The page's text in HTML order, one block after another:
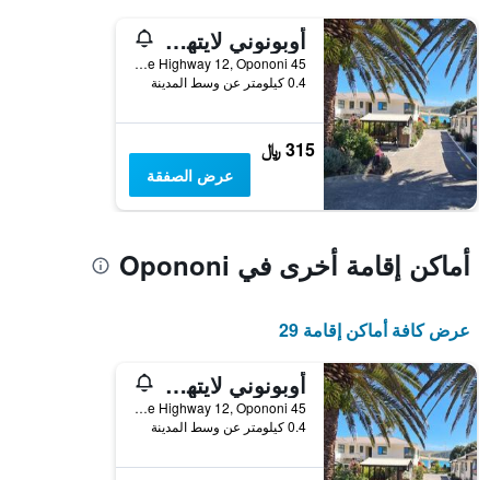
أوبونوني لايتهاوس موتل
45 State Highway 12, Opononi, نيوزيلندا
0.4 كيلومتر عن وسط المدينة
315 ﷼
عرض الصفقة
أماكن إقامة أخرى في Opononi
عرض كافة أماكن إقامة 29
أوبونوني لايتهاوس موتل
45 State Highway 12, Opononi, نيوزيلندا
0.4 كيلومتر عن وسط المدينة